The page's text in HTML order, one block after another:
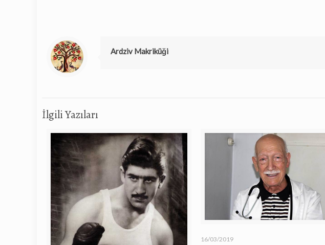
Ardziv Makriküği
İlgili Yazıları
16/03/2019